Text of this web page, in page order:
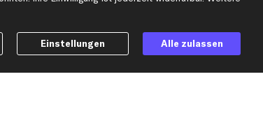
Skoda Ersatzteile
Einstellungen Alle zulassen